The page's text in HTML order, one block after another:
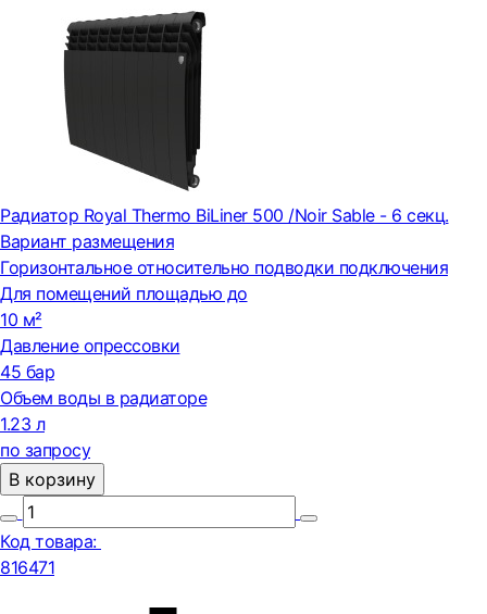
Радиатор Royal Thermo BiLiner 500 /Noir Sable - 6 секц.
Вариант размещения
Горизонтальное относительно подводки подключения
Для помещений площадью до
10 м²
Давление опрессовки
45 бар
Объем воды в радиаторе
1.23 л
по запросу
В корзину
Код товара:
816471